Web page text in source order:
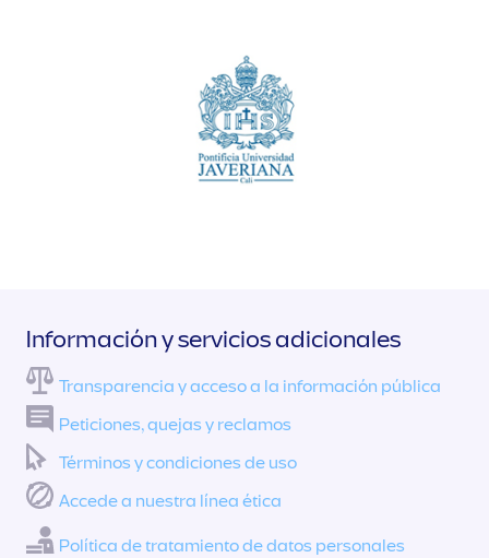
Información y servicios adicionales
Transparencia y acceso a la información pública
Peticiones, quejas y reclamos
Términos y condiciones de uso
Accede a nuestra línea ética
Política de tratamiento de datos personales